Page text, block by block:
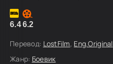
6.46.2
Перевод: LostFilm, Eng.Original
Жанр: Боевик